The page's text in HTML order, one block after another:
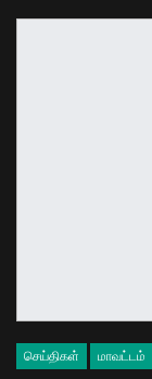
செய்திகள் மாவட்டம்